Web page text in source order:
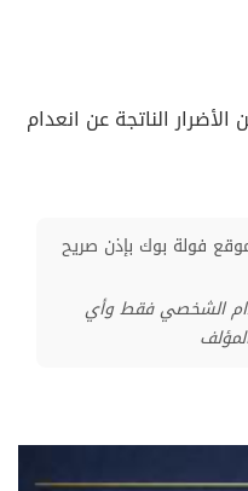
الناتجة عن انعدام
فولة بوك بإذن صريح
الشخصي فقط وأي